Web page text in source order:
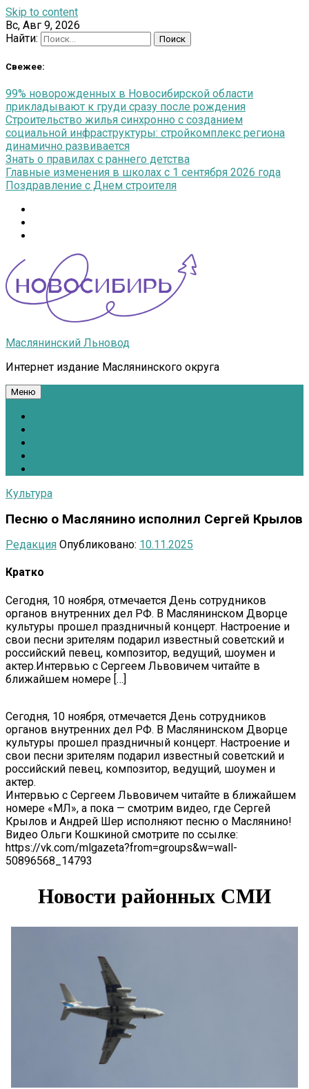
Skip to content
Вс, Авг 9, 2026
Найти:
Свежее:
99% новорожденных в Новосибирской области
прикладывают к груди сразу после рождения
Строительство жилья синхронно с созданием
социальной инфраструктуры: стройкомплекс региона
динамично развивается
Знать о правилах с раннего детства
Главные изменения в школах с 1 сентября 2026 года
Поздравление с Днем строителя
Маслянинский Льновод
Интернет издание Маслянинского округа
Меню
Культура
Песню о Маслянино исполнил Сергей Крылов
Редакция Опубликовано: 10.11.2025
Кратко
Сегодня, 10 ноября, отмечается День сотрудников
органов внутренних дел РФ. В Маслянинском Дворце
культуры прошел праздничный концерт. Настроение и
свои песни зрителям подарил известный советский и
российский певец, композитор, ведущий, шоумен и
актер.Интервью с Сергеем Львовичем читайте в
ближайшем номере […]
Сегодня, 10 ноября, отмечается День сотрудников
органов внутренних дел РФ. В Маслянинском Дворце
культуры прошел праздничный концерт. Настроение и
свои песни зрителям подарил известный советский и
российский певец, композитор, ведущий, шоумен и
актер.
Интервью с Сергеем Львовичем читайте в ближайшем
номере «МЛ», а пока — смотрим видео, где Сергей
Крылов и Андрей Шер исполняют песню о Маслянино!
Видео Ольги Кошкиной смотрите по ссылке:
https://vk.com/mlgazeta?from=groups&w=wall-
50896568_14793